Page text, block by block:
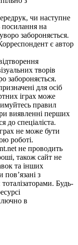
чи наступне
на
забороняється.
є автор
творів
забороняється.
для осіб
іграх може
правил
виявленні перших
до спеціаліста.
не може бути
роботі.
не проводить
також сайт не
та інших
пов’язані з
Будь-
в